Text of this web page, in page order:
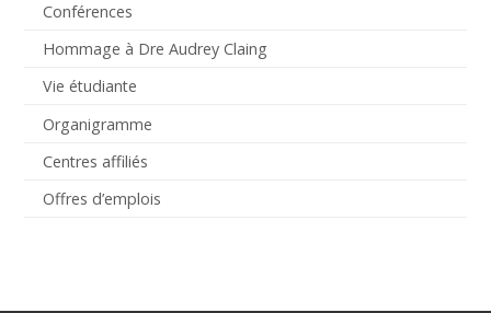
Conférences
Hommage à Dre Audrey Claing
Vie étudiante
Organigramme
Centres affiliés
Offres d’emplois